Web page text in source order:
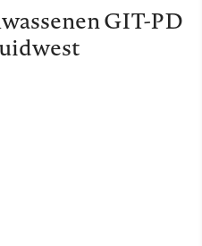
GIT-PD